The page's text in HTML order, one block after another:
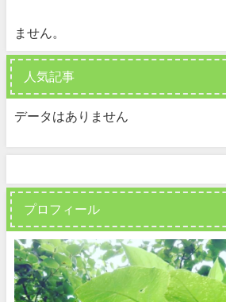
ません。
人気記事
データはありません
プロフィール